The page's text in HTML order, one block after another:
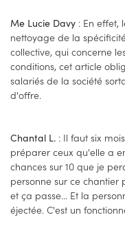
Me Lucie Davy : En effet,
nettoyage de la
collective, qui concerne
conditions, cet article
salariés de la société
d'offre.
Chantal L. : Il faut six
préparer ceux qu'elle a
chances sur 10 que je
personne sur ce chantier
et ça passe... Et la
éjectée. C'est un